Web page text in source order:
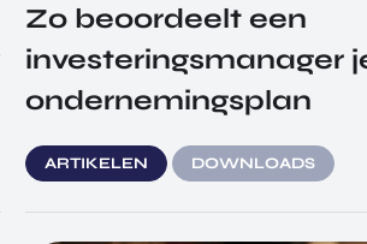
Zo beoordeelt een
investeringsmanager
ondernemingsplan
ARTIKELEN DOWNLOADS